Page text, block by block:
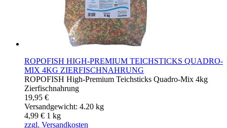
ROPOFISH HIGH-PREMIUM TEICHSTICKS QUADRO-
MIX 4KG ZIERFISCHNAHRUNG
ROPOFISH High-Premium Teichsticks Quadro-Mix 4kg
Zierfischnahrung
19,95 €
Versandgewicht: 4.20 kg
4,99 € 1 kg
zzgl. Versandkosten